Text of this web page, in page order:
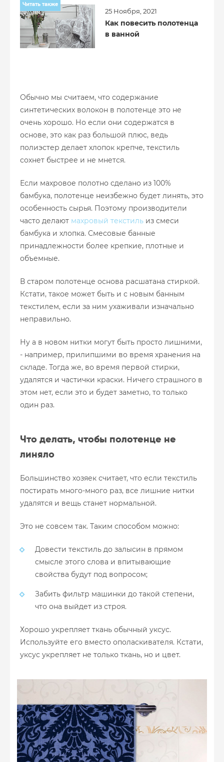
Читать также
25 Ноября, 2021
Как повесить полотенца
в ванной
Обычно мы считаем, что содержание
синтетических волокон в полотенце это не
очень хорошо. Но если они содержатся в
основе, это как раз большой плюс, ведь
полиэстер делает хлопок крепче, текстиль
сохнет быстрее и не мнется.
Если махровое полотно сделано из 100%
бамбука, полотенце неизбежно будет линять, это
особенность сырья. Поэтому производители
часто делают махровый текстиль из смеси
бамбука и хлопка. Смесовые банные
принадлежности более крепкие, плотные и
объемные.
В старом полотенце основа расшатана стиркой.
Кстати, такое может быть и с новым банным
текстилем, если за ним ухаживали изначально
неправильно.
Ну а в новом нитки могут быть просто лишними,
- например, прилипшими во время хранения на
складе. Тогда же, во время первой стирки,
удалятся и частички краски. Ничего страшного в
этом нет, если это и будет заметно, то только
один раз.
Что делать, чтобы полотенце не
линяло
Большинство хозяек считает, что если текстиль
постирать много-много раз, все лишние нитки
удалятся и вещь станет нормальной.
Это не совсем так. Таким способом можно:
Довести текстиль до залысин в прямом
смысле этого слова и впитывающие
свойства будут под вопросом;
Забить фильтр машинки до такой степени,
что она выйдет из строя.
Хорошо укрепляет ткань обычный уксус.
Используйте его вместо ополаскивателя. Кстати,
уксус укрепляет не только ткань, но и цвет.